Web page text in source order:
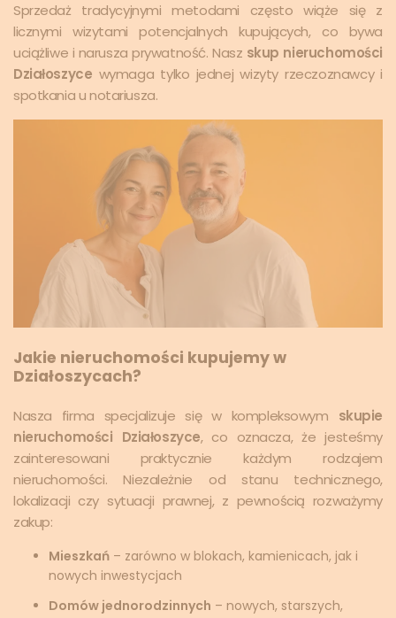
Sprzedaż tradycyjnymi metodami często wiąże się z
licznymi wizytami potencjalnych kupujących, co bywa
uciążliwe i narusza prywatność. Nasz skup nieruchomości
Działoszyce wymaga tylko jednej wizyty rzeczoznawcy i
spotkania u notariusza.
Jakie nieruchomości kupujemy w
Działoszycach?
Nasza firma specjalizuje się w kompleksowym skupie
nieruchomości Działoszyce, co oznacza, że jesteśmy
zainteresowani praktycznie każdym rodzajem
nieruchomości. Niezależnie od stanu technicznego,
lokalizacji czy sytuacji prawnej, z pewnością rozważymy
zakup:
Mieszkań – zarówno w blokach, kamienicach, jak i
nowych inwestycjach
Domów jednorodzinnych – nowych, starszych,